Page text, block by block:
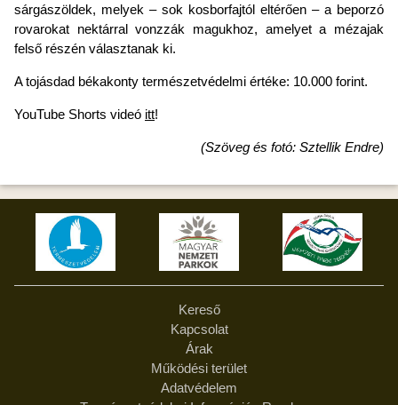
sárgászöldek, melyek – sok kosborfajtól eltérően – a beporzó
rovarokat nektárral vonzzák magukhoz, amelyet a mézajak
felső részén választanak ki.
A tojásdad békakonty természetvédelmi értéke: 10.000 forint.
YouTube Shorts videó itt!
(Szöveg és fotó: Sztellik Endre)
Kereső
Kapcsolat
Árak
Működési terület
Adatvédelem